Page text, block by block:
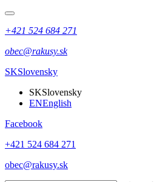
+421 524 684 271
obec@rakusy.sk
SKSlovensky
SKSlovensky
ENEnglish
Facebook
+421 524 684 271
obec@rakusy.sk